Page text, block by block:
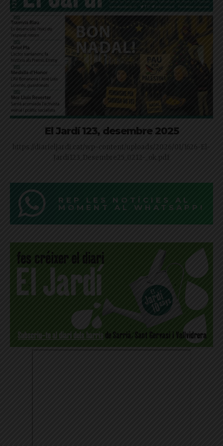
El Jardí 123, desembre 2025
https://diarieljardi.cat/wp-content/uploads/2026/01/1626-El-
Jardi123_Desembre25_0212-_ok.pdf
REP LES NOTÍCIES AL
MOMENT AL WHATSAPP!